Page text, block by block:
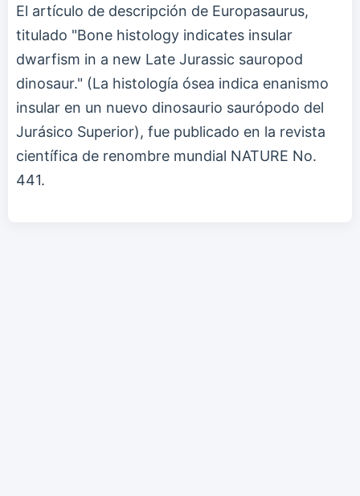
El artículo de descripción de Europasaurus,
titulado "Bone histology indicates insular
dwarfism in a new Late Jurassic sauropod
dinosaur." (La histología ósea indica enanismo
insular en un nuevo dinosaurio saurópodo del
Jurásico Superior), fue publicado en la revista
científica de renombre mundial NATURE No.
441.